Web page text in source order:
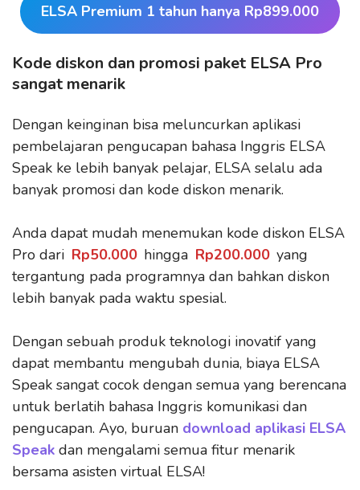
ELSA Premium 1 tahun hanya Rp899.000
Kode diskon dan promosi paket ELSA Pro
sangat menarik
Dengan keinginan bisa meluncurkan aplikasi
pembelajaran pengucapan bahasa Inggris ELSA
Speak ke lebih banyak pelajar, ELSA selalu ada
banyak promosi dan kode diskon menarik.
Anda dapat mudah menemukan kode diskon ELSA
Pro dari Rp50.000 hingga Rp200.000 yang
tergantung pada programnya dan bahkan diskon
lebih banyak pada waktu spesial.
Dengan sebuah produk teknologi inovatif yang
dapat membantu mengubah dunia, biaya ELSA
Speak sangat cocok dengan semua yang berencana
untuk berlatih bahasa Inggris komunikasi dan
pengucapan. Ayo, buruan download aplikasi ELSA
Speak dan mengalami semua fitur menarik
bersama asisten virtual ELSA!